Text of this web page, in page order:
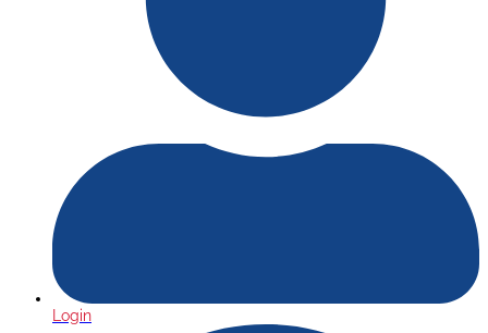
Login